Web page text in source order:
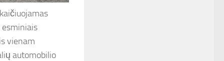
vienam
automobilio